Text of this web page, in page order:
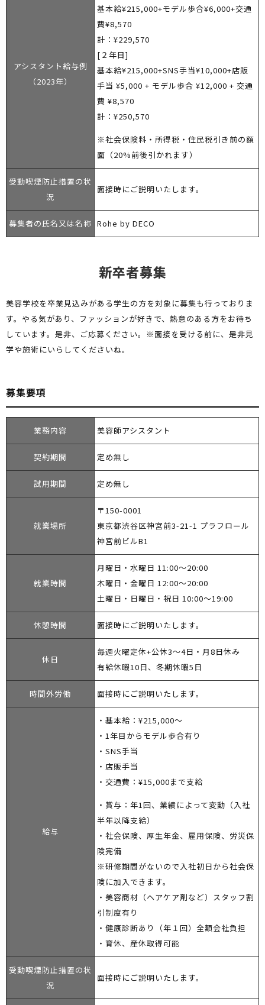
アシスタント給与例
（2023年）
基本給¥215,000+モデル歩合¥6,000+交通
費¥8,570
計：¥229,570
[２年目]
基本給¥215,000+SNS手当¥10,000+店販
手当 ¥5,000 + モデル歩合 ¥12,000 + 交通
費 ¥8,570
計：¥250,570
※社会保険料・所得税・住民税引き前の額
面（20%前後引かれます）
受動喫煙防止措置の状
況
面接時にご説明いたします。
募集者の氏名又は名称 Rohe by DECO
新卒者募集
美容学校を卒業見込みがある学生の方を対象に募集も行っておりま
す。 やる気があり、ファッションが好きで、熱意のある方をお待ち
しています。 是非、ご応募ください。
※面接を受ける前に、是非見
学や施術にいらしてくださいね。
募集要項
業務内容 美容師アシスタント
契約期間 定め無し
試用期間 定め無し
就業場所
〒150-0001
東京都渋谷区神宮前3-21-1 プラフロール
神宮前ビルB1
就業時間
月曜日・水曜日 11:00～20:00
木曜日・金曜日 12:00～20:00
土曜日・日曜日・祝日 10:00～19:00
休憩時間 面接時にご説明いたします。
休日
毎週火曜定休+公休3〜4日・月8日休み
有給休暇10日、冬期休暇5日
時間外労働 面接時にご説明いたします。
給与
・基本給：¥215,000〜
・1年目からモデル歩合有り
・SNS手当
・店販手当
・交通費：¥15,000まで支給
・賞与：年1回、業績によって変動（入社
半年以降支給）
・社会保険、厚生年金、雇用保険、労災保
険完備
※研修期間がないので入社初日から社会保
険に加入できます。
・美容商材（ヘアケア剤など）スタッフ割
引制度有り
・健康診断あり（年１回）全額会社負担
・育休、産休取得可能
受動喫煙防止措置の状
況
面接時にご説明いたします。